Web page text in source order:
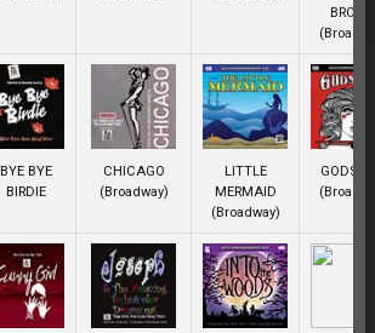
BYE BYE
BIRDIE
CHICAGO
(Broadway)
LITTLE
MERMAID
(Broadway)